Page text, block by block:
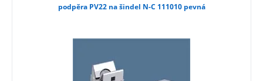
podpěra PV22 na šindel N-C 111010 pevná